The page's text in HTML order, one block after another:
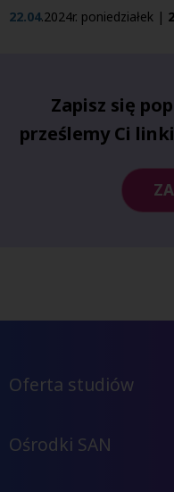
22.04.2024r. poniedziałek |
Zapisz się
prześlemy Ci
Oferta studiów
Ośrodki SAN